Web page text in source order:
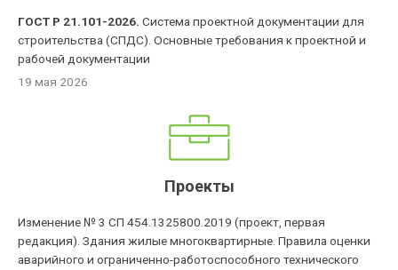
ГОСТ Р 21.101-2026. Система проектной документации для
строительства (СПДС). Основные требования к проектной и
рабочей документации
19 мая 2026
Проекты
Изменение № 3 СП 454.1325800.2019 (проект, первая
редакция). Здания жилые многоквартирные. Правила оценки
аварийного и ограниченно-работоспособного технического